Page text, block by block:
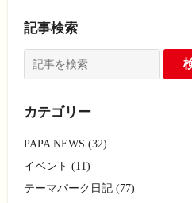
記事検索
カテゴリー
PAPA NEWS (32)
イベント (11)
テーマパーク日記 (77)